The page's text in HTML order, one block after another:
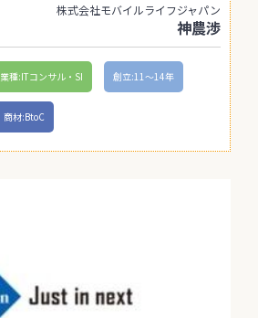
株式会社モバイルライフジャパン
神農渉
業種:ITコンサル・SI 創立:11〜14年
商材:BtoC